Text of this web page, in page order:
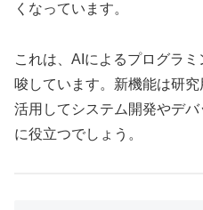
くなっています。
これは、AIによるプログラ
唆しています。新機能は研
活用してシステム開発やデ
に役立つでしょう。